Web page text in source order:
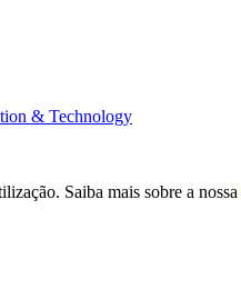
& Technology
Saiba mais sobre a nossa